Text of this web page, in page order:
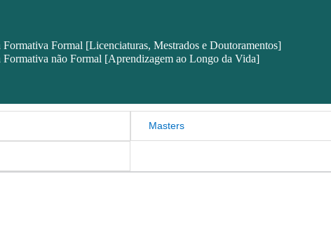
Formativa Formal [Licenciaturas, Mestrados e Doutoramentos]
Formativa não Formal [Aprendizagem ao Longo da Vida]
Masters